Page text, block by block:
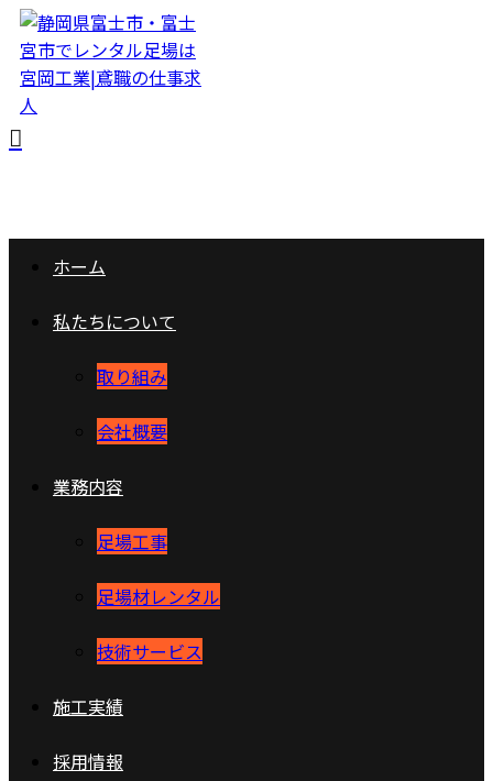
ホーム
私たちについて
取り組み
会社概要
業務内容
足場工事
足場材レンタル
技術サービス
施工実績
採用情報